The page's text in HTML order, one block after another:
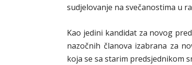
sudjelovanje na svečanostima u
Kao jedini kandidat za novog
nazočnih članova izabrana za
koja se sa starim predsjednikom